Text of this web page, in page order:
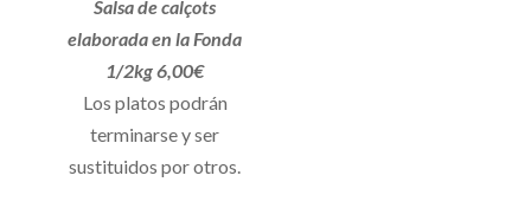
Salsa de calçots
elaborada en la Fonda
1/2kg 6,00€
Los platos podrán
terminarse y ser
sustituidos por otros.